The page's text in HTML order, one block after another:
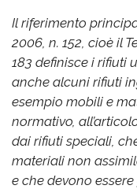
Il riferimento
2006, n. 152, cioè il
183 definisce i rifiuti
anche alcuni rifiuti
esempio mobili e
normativo,
dai rifiuti speciali,
materiali non
e che devono